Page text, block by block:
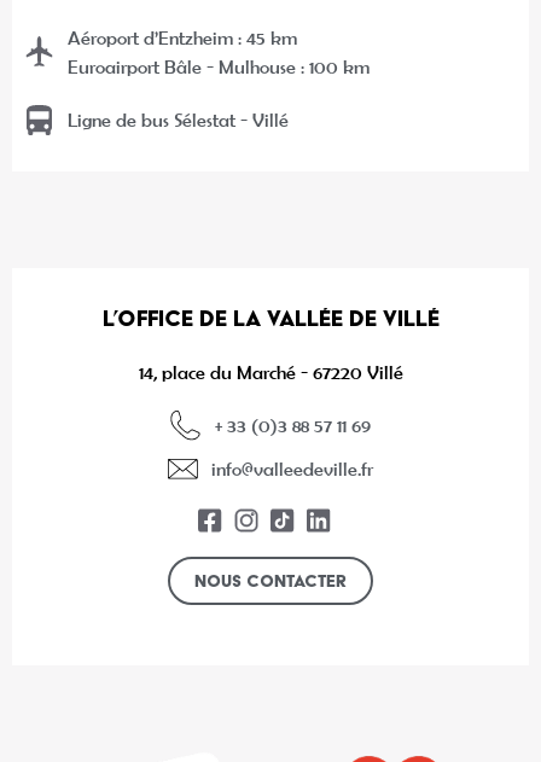
Aéroport d’Entzheim : 45 km
Euroairport Bâle - Mulhouse : 100 km
Ligne de bus Sélestat - Villé
L’OFFICE DE LA VALLÉE DE VILLÉ
14, place du Marché - 67220 Villé
+ 33 (0)3 88 57 11 69
info@valleedeville.fr
Nous contacter